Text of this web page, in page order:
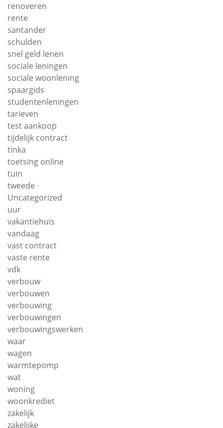
renoveren
rente
santander
schulden
snel geld lenen
sociale leningen
sociale woonlening
spaargids
studentenleningen
tarieven
test aankoop
tijdelijk contract
tinka
toetsing online
tuin
tweede
Uncategorized
uur
vakantiehuis
vandaag
vast contract
vaste rente
vdk
verbouw
verbouwen
verbouwing
verbouwingen
verbouwingswerken
waar
wagen
warmtepomp
wat
woning
woonkrediet
zakelijk
zakelijke